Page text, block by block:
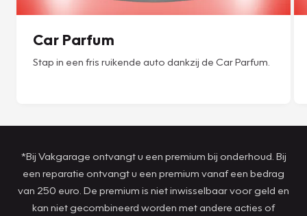
Car Parfum
Stap in een fris ruikende auto dankzij de Car Parfum.
*Bij Vakgarage ontvangt u een premium bij onderhoud. Bij
een reparatie ontvangt u een premium vanaf een bedrag
van 250 euro. De premium is niet inwisselbaar voor geld en
kan niet gecombineerd worden met andere acties of